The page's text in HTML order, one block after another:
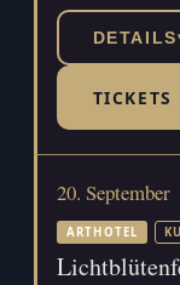
DETAILS
TICKETS
20. September
ARTHOTEL